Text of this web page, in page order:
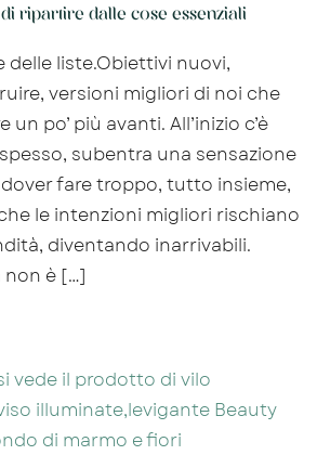
ripartire dalle cose essenziali
delle liste.Obiettivi nuovi,
versioni migliori di noi che
po’ più avanti. All’inizio c’è
subentra una sensazione
fare troppo, tutto insieme,
le intenzioni migliori rischiano
diventando inarrivabili.
non è […]